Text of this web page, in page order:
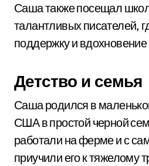
Саша также посещал
талантливых писателей,
поддержку и вдохновение
Детство и семья
Саша родился в
США в простой черной
работали на ферме и с
приучили его к тяжелому